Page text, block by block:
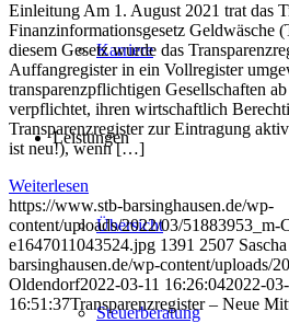
Karriere
Leistungen
Übersicht
Steuerberatung
Einleitung Am 1. August 2021 trat das
Finanzinformationsgesetz
diesem Gesetz wurde das
Auffangregister in ein Vollregister
transparenzpflichtigen Gesellschaften
verpflichtet, ihren wirtschaftlich
Transparenzregister zur Eintragung
ist neu!), wenn […]
Weiterlesen
https://www.stb-barsinghausen.de/wp-
content/uploads/2022/03/51883953_m-
e1647011043524.jpg 1391 2507
barsinghausen.de/wp-content/uploads/
Oldendorf2022-03-11 16:26:042022-03-
16:51:37Transparenzregister – Neue